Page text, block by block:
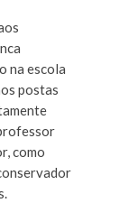
na escola
postas
como